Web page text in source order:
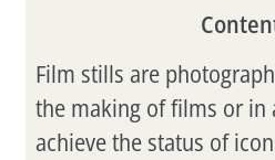
Film stills are
the making of films or in
achieve the status of